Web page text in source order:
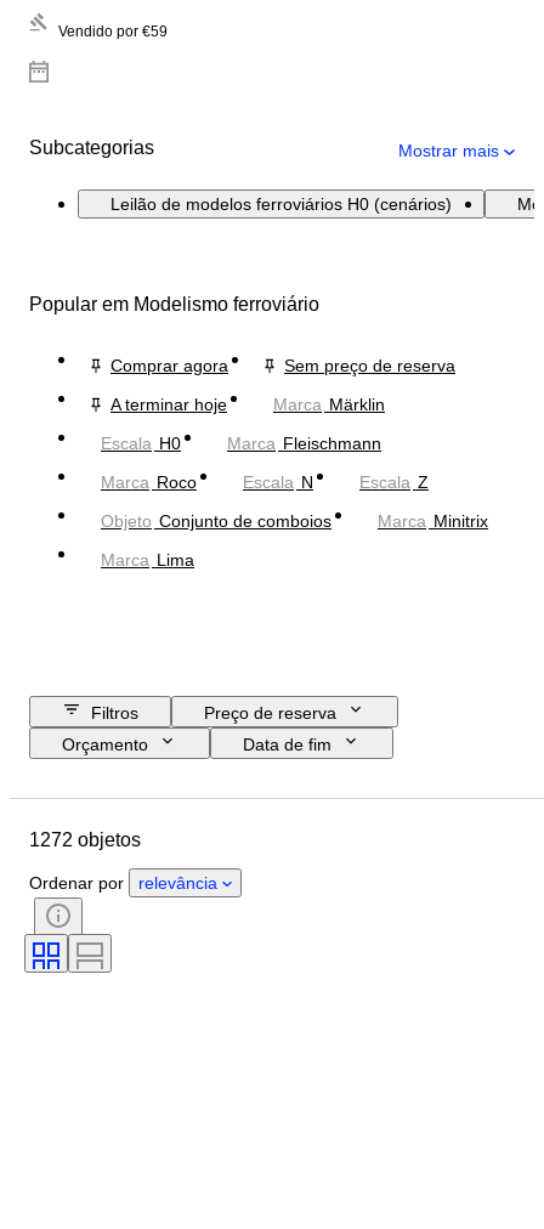
Vendido por €59
Subcategorias Mostrar mais
Leilão de modelos ferroviários H0 (cenários)
Popular em Modelismo ferroviário
Comprar agora
Sem preço de reserva
A terminar hoje
Marca Märklin
Escala H0 Marca Fleischmann
Marca Roco Escala N Escala Z
Objeto Conjunto de comboios Marca Minitrix
Marca Lima
Filtros
Preço de reserva
Orçamento
Data de fim
Estado
Escala
Fonte de alimentação
Empresa ferroviária
1272 objetos
Ordenar por relevância